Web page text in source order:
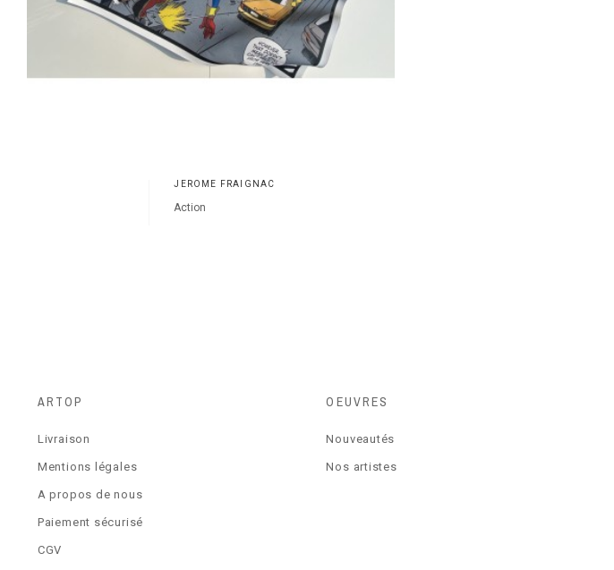
JÉRÔME FRAIGNAC
Action
ARTOP
Livraison
Mentions légales
A propos de nous
Paiement sécurisé
CGV
OEUVRES
Nouveautés
Nos artistes